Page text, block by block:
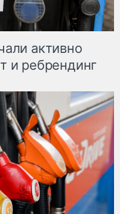
активно
и ребрендинг